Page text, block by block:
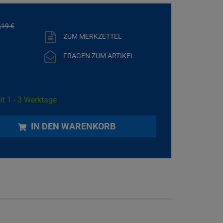
19€
ZUM MERKZETTEL
FRAGEN ZUM ARTIKEL
1 - 3 Werktage
IN DEN WARENKORB